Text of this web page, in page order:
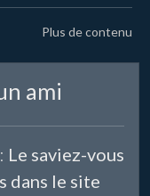
Plus de contenu
ami
Le saviez-vous
dans le site